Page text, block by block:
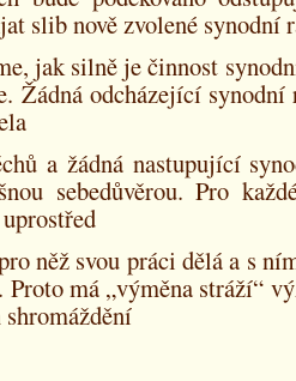
slib nově zvolené synodní
jak silně je činnost
Žádná odcházející synodní
a žádná nastupující
sebedůvěrou. Pro
něž svou práci dělá a s
Proto má „výměna stráží“